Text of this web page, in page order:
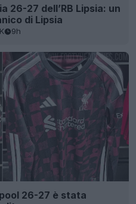
26-27 dell’RB Lipsia: un
di Lipsia
9h
26-27 è stata